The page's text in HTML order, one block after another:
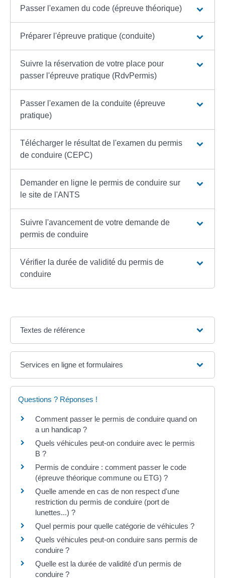
Passer l'examen du code (épreuve théorique)
Préparer l'épreuve pratique (conduite)
Suivre la réservation de votre place pour
passer l'épreuve pratique (RdvPermis)
Passer l'examen de la conduite (épreuve
pratique)
Télécharger le résultat de l'examen du permis
de conduire (CEPC)
Demander en ligne le permis de conduire sur
le site de l'ANTS
Suivre l'avancement de votre demande de
permis de conduire
Vérifier la durée de validité du permis de
conduire
Textes de référence
Services en ligne et formulaires
Questions ? Réponses !
Comment passer le permis de conduire quand on
a un handicap ?
Quels véhicules peut-on conduire avec le permis
B ?
Permis de conduire : comment passer le code
(épreuve théorique commune ou ETG) ?
Quelle amende en cas de non respect d'une
restriction du permis de conduire (port de
lunettes...) ?
Quel permis pour quelle catégorie de véhicules ?
Quels véhicules peut-on conduire sans permis de
conduire ?
Quelle est la durée de validité d'un permis de
conduire ?